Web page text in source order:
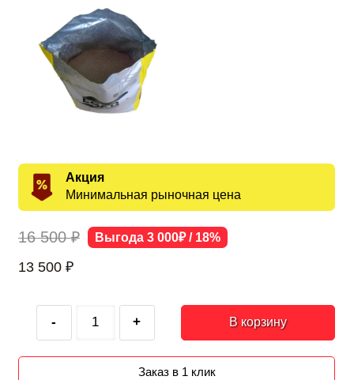
Акция
Минимальная рыночная цена
16 500 ₽ Выгода 3 000₽ / 18%
13 500 ₽
- + В корзину
Заказ в 1 клик